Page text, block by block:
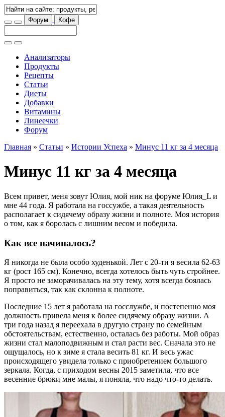
Форум Кофе
Анализаторы
Продукты
Рецепты
Статьи
Диеты
Добавки
Витамины
Линеечки
Форум
Главная » Статьи » Истории Успеха » Минус 11 кг за 4 месяца
Минус 11 кг за 4 месяца
Всем привет, меня зовут Юлия, мой ник на форуме Юлия_L и
мне 44 года. Я работала на госсужбе, а такая деятельность
располагает к сидячему образу жизни и полноте. Моя история
о том, как я боролась с лишним весом и победила.
Как все начиналось?
Я никогда не была особо худенькой. Лет с 20-ти я весила 62-63
кг (рост 165 см). Конечно, всегда хотелось быть чуть стройнее.
Я просто не заморачивалась на эту тему, хотя всегда боялась
поправиться, так как склонна к полноте.
Последние 15 лет я работала на госслужбе, и постепенно моя
должность привела меня к более сидячему образу жизни. А
три года назад я переехала в другую страну по семейным
обстоятельствам, естественно, осталась без работы. Мой образ
жизни стал малоподвижным и стал расти вес. Сначала это не
ощущалось, но к зиме я стала весить 81 кг. И весь ужас
происходящего увидела только с приобретением большого
зеркала. Когда, с приходом весны 2015 заметила, что все
весенние брюки мне малы, я поняла, что надо что-то делать.